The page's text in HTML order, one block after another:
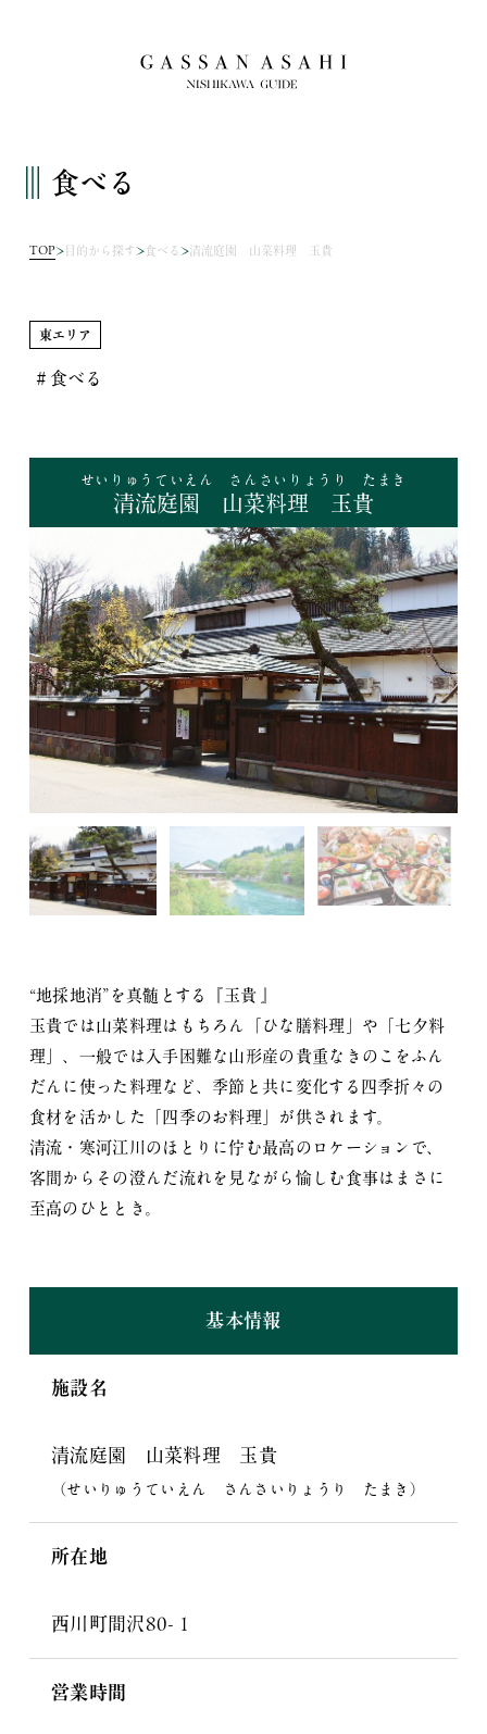
食べる
TOP 目的から探す 食べる 清流庭園 山菜料理 玉貴
東エリア
＃食べる
清流庭園 山菜料理 玉貴
“地採地消”を真髄とする『玉貴 』
玉貴では山菜料理はもちろん「ひな膳料理」や「七夕料
理」、一般では入手困難な山形産の貴重なきのこをふん
だんに使った料理など、季節と共に変化する四季折々の
食材を活かした「四季のお料理」が供されます。
清流・寒河江川のほとりに佇む最高のロケーションで、
客間からその澄んだ流れを見ながら愉しむ食事はまさに
至高のひととき。
基本情報
施設名
清流庭園 山菜料理 玉貴
（せいりゅうていえん さんさいりょうり たまき）
所在地
西川町間沢80-１
営業時間